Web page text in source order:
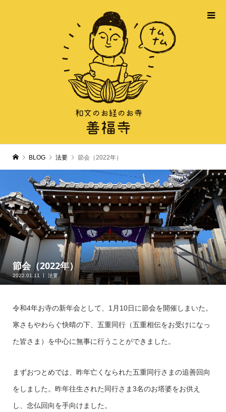
BLOG 法要 節会（2022年）
節会（2022年）
2022.01.11 法要
令和4年お寺の新年会として、1月10日に節会を開催しまいた。
寒さもやわらぐ快晴の下、五重同行（五重相伝をお受けになっ
た皆さま）を中心に無事に行うことができました。
まずおつとめでは、昨年亡くなられた五重同行さまの追善回向
をしました。昨年往生された同行さま3名のお塔婆をお供え
し、念仏回向を手向けました。